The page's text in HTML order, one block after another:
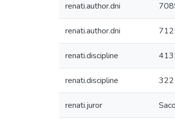
renati.author.dni
renati.author.dni
renati.discipline
renati.discipline
renati.juror